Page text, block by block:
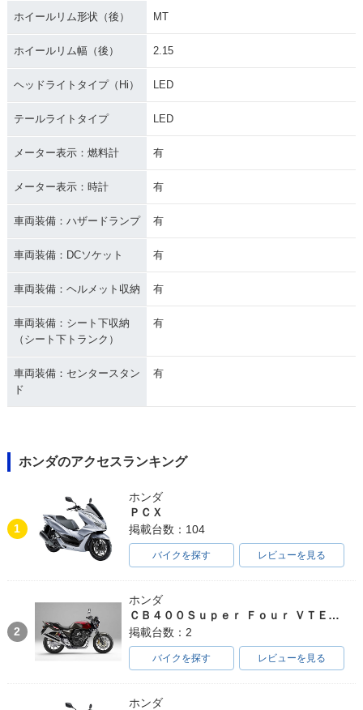
ホイールリム形状（後） MT
ホイールリム幅（後） 2.15
ヘッドライトタイプ（Hi） LED
テールライトタイプ LED
メーター表示：燃料計 有
メーター表示：時計 有
車両装備：ハザードランプ 有
車両装備：DCソケット 有
車両装備：ヘルメット収納 有
車両装備：シート下収納
（シート下トランク）
有
車両装備：センタースタン
ド
有
ホンダのアクセスランキング
1
ホンダ
ＰＣＸ
掲載台数：104
バイクを探す レビューを見る
2
ホンダ
ＣＢ４００Ｓｕｐｅｒ Ｆｏｕｒ ＶＴＥＣ ＳＰＥＣ３
掲載台数：2
バイクを探す レビューを見る
ホンダ